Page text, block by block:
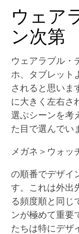
ウェア
ン次第
ウェアラブル・
ホ、タブレット
されると思いま
に大きく左右さ
選ぶシーンを考
た目で選んでい
メガネ＞ウォッ
の順番でデザイ
す。これは外出
る頻度順と同じ
ンが極めて重要
たちは特にデザ